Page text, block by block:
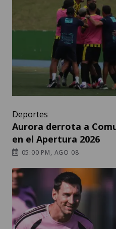
Deportes
Aurora derrota a
en el Apertura 2026
05:00 PM, AGO 08